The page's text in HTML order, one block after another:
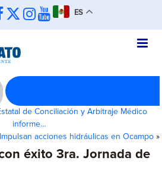
ES
de Conciliación y Arbitraje Médico
informe…
Impulsan acciones hidráulicas en Ocampo»
éxito 3ra. Jornada de